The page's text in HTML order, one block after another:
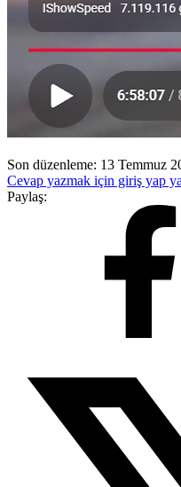
Son düzenleme: 13 Temmuz
Cevap yazmak için giriş yap
Paylaş: